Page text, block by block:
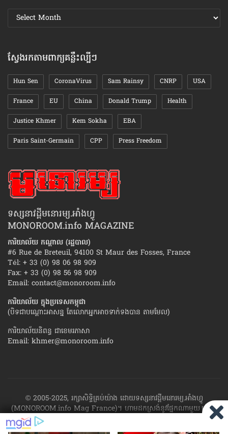
ស្វែងរក
ឯកសារ
ស្វែងរកតាមពាក្យគន្លឹះល្បីៗ
Hun Sen CoronaVirus Sam Rainsy CNRP USA
France EU China Donald Trump Health
Justice Khmer Kem Sokha EBA
Paris Saint-Germain CPP Press Freedom
ទស្សនាវដ្ដីមនោរម្យ.អាំងហ្វូ
MONOROOM.info MAGAZINE
ការិយាល័យ កណ្ដាល (រដ្ឋបាល)
#6 Rue de Breteuil, 94100 St Maur des Fosses, France
Tél: + 33 (0) 98 06 98 909
Fax: + 33 (0) 98 56 98 909
Email: contact@monoroom.info
ការិយាល័យ ក្នុង​ប្រទេស​កម្ពុជា
(បិទជាបណ្ដោះអាសន្ន តែលោកអ្នកអាចទាក់ទងបាន តាមមែល)
ការិយាល័យនិពន្ធ ជាខេមរភាសា
Email: khmer@monoroom.info
© 2005-2025, រក្សាសិទ្ធិគ្រប់យ៉ាង ដោយទស្សនាវដ្ដី​មនោរម្យ.អាំងហ្វូ
(MONOROOM.info Mag France)។ ហាម​ដក​ស្រង់​នូវ​ផ្នែក​ណា​មួយ​ ឬ​ផ្នែក​
ទាំង​អស់ ​នៃ​ការ​ផ្សាយ​របស់​ទស្សនាវដ្ដី​​មនោរម្យ.អាំងហ្វូ យក​ទៅ​​បោះពុម្ព នៅ
លើក្រដាស ឬតាម​ប្រព័ន្ធ​អេឡិច​ត្រូនិច - ផ្សាយ​តាម​រលក​ធាតុអាកាស ឬតាមប្រព័ន្ធ